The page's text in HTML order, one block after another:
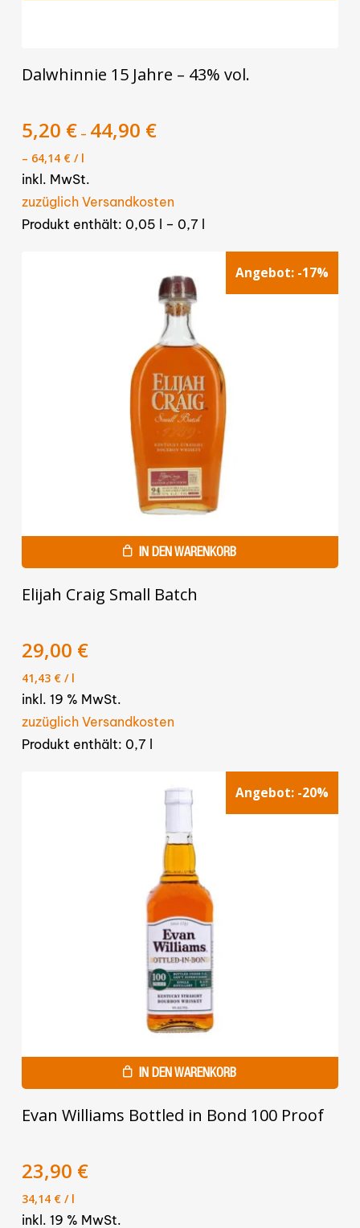
Produkt
mehrere
auf.
Die
Optionen
Dalwhinnie 15 Jahre – 43% vol.
5,20 € – 44,90 €
– 64,14 €/ l
inkl. MwSt.
zuzüglich Versandkosten
Produkt enthält: 0,05
– 0,7
Angebot: -17%
IN DEN WARENKORB
Elijah Craig Small Batch
Ursprünglicher
Preis
war:
34,90 €
29,00 €Aktueller
ist:
29,00 €.
41,43 €/ l
inkl. 19 % MwSt.
zuzüglich Versandkosten
Produkt enthält: 0,7
Angebot: -20%
IN DEN WARENKORB
Evan Williams Bottled in Bond 100 Proof
Ursprünglicher
Preis
war:
23,90 €Aktueller
ist:
34,14 €/ l
inkl. 19 % MwSt.